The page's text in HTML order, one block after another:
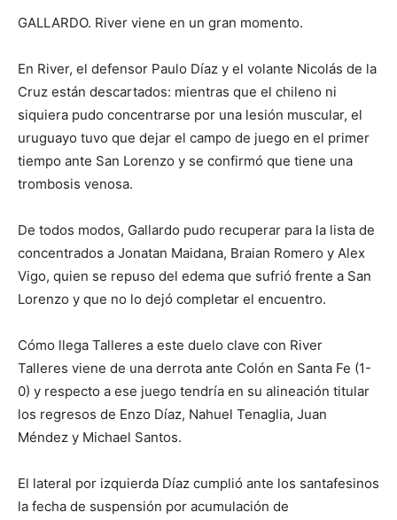
GALLARDO. River viene en un gran momento.
En River, el defensor Paulo Díaz y el volante Nicolás de la
Cruz están descartados: mientras que el chileno ni
siquiera pudo concentrarse por una lesión muscular, el
uruguayo tuvo que dejar el campo de juego en el primer
tiempo ante San Lorenzo y se confirmó que tiene una
trombosis venosa.
De todos modos, Gallardo pudo recuperar para la lista de
concentrados a Jonatan Maidana, Braian Romero y Alex
Vigo, quien se repuso del edema que sufrió frente a San
Lorenzo y que no lo dejó completar el encuentro.
Cómo llega Talleres a este duelo clave con River
Talleres viene de una derrota ante Colón en Santa Fe (1-
0) y respecto a ese juego tendría en su alineación titular
los regresos de Enzo Díaz, Nahuel Tenaglia, Juan
Méndez y Michael Santos.
El lateral por izquierda Díaz cumplió ante los santafesinos
la fecha de suspensión por acumulación de